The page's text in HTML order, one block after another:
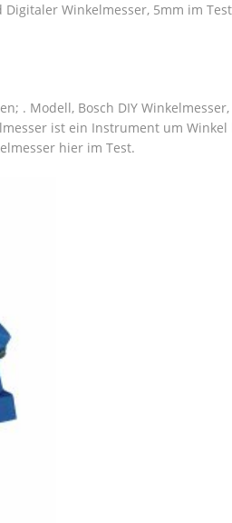
Digitaler Winkelmesser, 5mm im
. Modell, Bosch DIY Winkelmesser,
ist ein Instrument um
hier im Test.